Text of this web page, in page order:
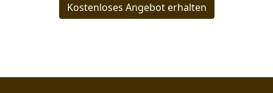
Kostenloses Angebot erhalten